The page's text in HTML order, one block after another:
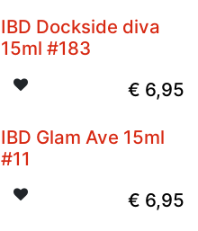
IBD Dockside diva
15ml #183
€ 6,95
IBD Glam Ave 15ml
#11
€ 6,95